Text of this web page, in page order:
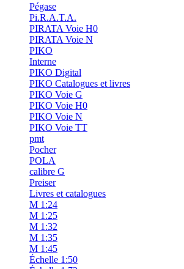
Pégase
Pi.R.A.T.A.
PIRATA Voie H0
PIRATA Voie N
PIKO
Interne
PIKO Digital
PIKO Catalogues et livres
PIKO Voie G
PIKO Voie H0
PIKO Voie N
PIKO Voie TT
pmt
Pocher
POLA
calibre G
Preiser
Livres et catalogues
M 1:24
M 1:25
M 1:32
M 1:35
M 1:45
Échelle 1:50